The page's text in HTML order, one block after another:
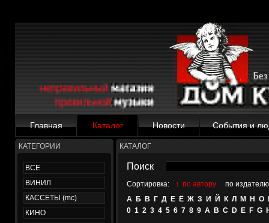
Главная Каталог Новости События и
КАТЕГОРИИ
ВСЕ
ВИНИЛ
КАССЕТЫ (mc)
КИНО
КАТАЛОГ
Поиск
Сортировка: ↑ по автору
по издателю
А Б В Г Д Е Ё Ж З И Й К Л М Н О
0 1 2 3 4 5 6 7 8 9 A B C D E F G